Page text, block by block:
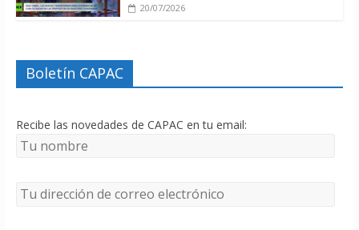
20/07/2026
Boletín CAPAC
Recibe las novedades de CAPAC en tu email: